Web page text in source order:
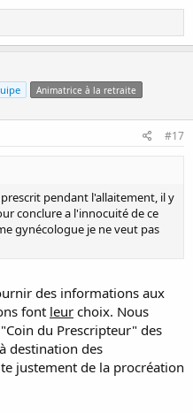
Animatrice à la retraite
#17
pendant l'allaitement, il y
conclure a l'innocuité de ce
gynécologue je ne veut pas
des informations aux
font leur choix. Nous
du Prescripteur" des
destination des
justement de la procréation